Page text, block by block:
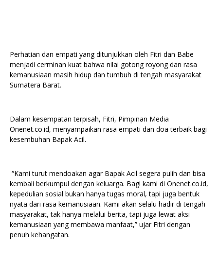
Perhatian dan empati yang ditunjukkan oleh Fitri dan Babe
menjadi cerminan kuat bahwa nilai gotong royong dan rasa
kemanusiaan masih hidup dan tumbuh di tengah masyarakat
Sumatera Barat.
Dalam kesempatan terpisah, Fitri, Pimpinan Media
Onenet.co.id, menyampaikan rasa empati dan doa terbaik bagi
kesembuhan Bapak Acil.
“Kami turut mendoakan agar Bapak Acil segera pulih dan bisa
kembali berkumpul dengan keluarga. Bagi kami di Onenet.co.id,
kepedulian sosial bukan hanya tugas moral, tapi juga bentuk
nyata dari rasa kemanusiaan. Kami akan selalu hadir di tengah
masyarakat, tak hanya melalui berita, tapi juga lewat aksi
kemanusiaan yang membawa manfaat,” ujar Fitri dengan
penuh kehangatan.